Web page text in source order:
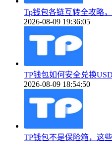
Tp钱包各链互转全攻略
2026-08-09 19:36:05
TP钱包如何安全兑换
2026-08-09 18:54:50
TP钱包不是保险箱，这